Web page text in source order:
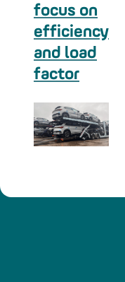
focus on
efficiency
and load
factor